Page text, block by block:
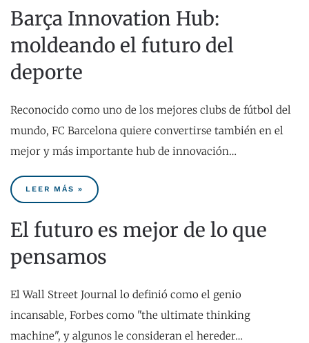
Barça Innovation Hub:
moldeando el futuro del
deporte
Reconocido como uno de los mejores clubs de fútbol del
mundo, FC Barcelona quiere convertirse también en el
mejor y más importante hub de innovación…
LEER MÁS »
El futuro es mejor de lo que
pensamos
El Wall Street Journal lo definió como el genio
incansable, Forbes como "the ultimate thinking
machine", y algunos le consideran el hereder…